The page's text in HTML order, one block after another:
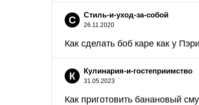
С Стиль-и-уход-за-собой
26.11.2020
Как сделать боб каре как у
К Кулинария-и-гостеприимство
31.05.2023
Как приготовить банановый